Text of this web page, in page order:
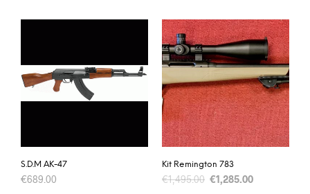
S.D.M AK-47
€689.00
Kit Remington 783
€1,495.00 €1,285.00